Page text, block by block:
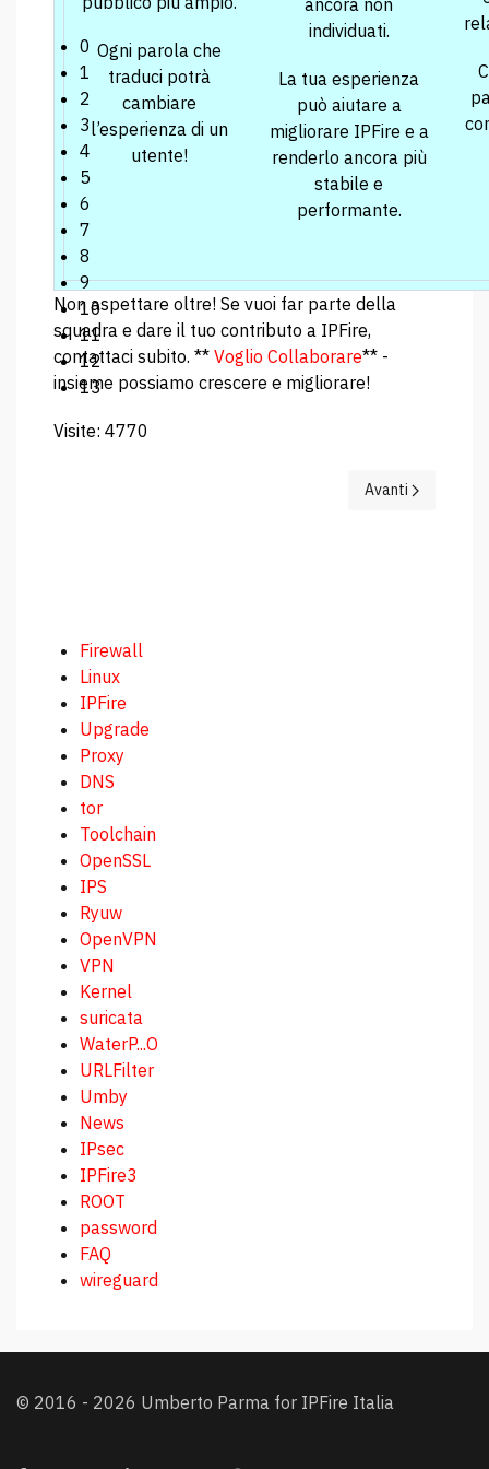
0
1
2
3
4
5
6
7
8
9
10
11
12
13
Ogni parola che
traduci potrà
cambiare
l’esperienza di un
utente!
ancora non
individuati.
La tua esperienza
può aiutare a
migliorare IPFire e a
renderlo ancora più
stabile e
performante.
Non aspettare oltre! Se vuoi far parte della
squadra e dare il tuo contributo a IPFire,
contattaci subito. ** Voglio Collaborare** -
insieme possiamo crescere e migliorare!
Visite: 4770
Articolo
Avanti
Firewall
Linux
IPFire
Upgrade
Proxy
DNS
tor
Toolchain
OpenSSL
IPS
Ryuw
OpenVPN
VPN
Kernel
suricata
WaterP...O
URLFilter
Umby
News
IPsec
IPFire3
ROOT
password
FAQ
wireguard
© 2016 - 2026 Umberto Parma for IPFire Italia